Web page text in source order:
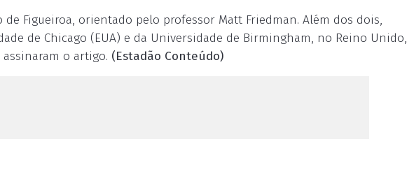
Figueiroa, orientado pelo professor Matt Friedman. Além dos dois,
de Chicago (EUA) e da Universidade de Birmingham, no Reino Unido,
o artigo. (Estadão Conteúdo)